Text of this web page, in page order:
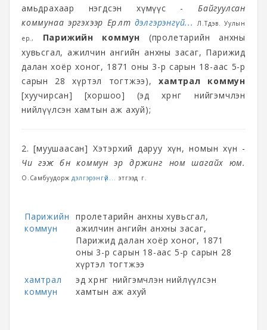
амьдрахаар нэгдсэн хүмүүс - Байгуулсан
коммунаа эргэхээр Ерөөлт дэлгэрэнгүй...
Л.Түдэв. Уулын
үер.,
Парижийн коммун (пролетарийн анхны
хувьсгал, ажилчин ангийн анхны засаг, Парижид
далан хоёр хоног, 1871 оны 3-р сарын 18-аас 5-р
сарын 28 хүртэл тогтжээ),хамтрал коммун
[хуучирсан] [хоршоо] (эд хөрөнгөө нийгэмчлэн
нийлүүлсэн хамтын аж ахуй);
2. [муушаасан] Хэтэрхий даруу хүн, номын хүн -
Чи гэж бөөн коммун эр өдөржингөө ном шагайх юм.
О.Самбуудорждэлгэрэнгүй... этгээд үг.
Парижийн
коммун
пролетарийн анхны хувьсгал,
ажилчин ангийн анхны засаг,
Парижид далан хоёр хоног, 1871
оны 3-р сарын 18-аас 5-р сарын 28
хүртэл тогтжээ
хамтрал
коммун
эд хөрөнгөө нийгэмчлэн нийлүүлсэн
хамтын аж ахуй